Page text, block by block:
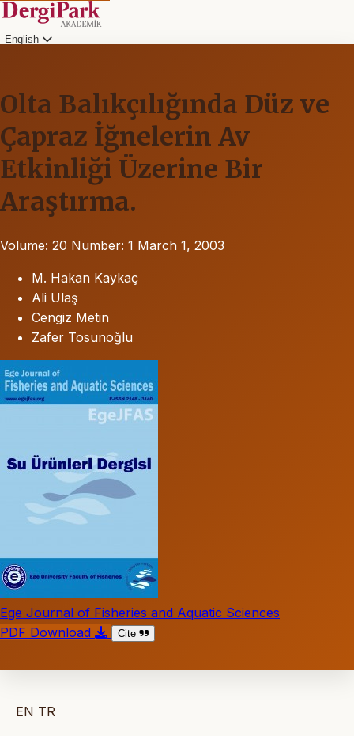
English
Olta Balıkçılığında Düz ve
Çapraz İğnelerin Av
Etkinliği Üzerine Bir
Araştırma.
Volume: 20 Number: 1 March 1, 2003
M. Hakan Kaykaç
Ali Ulaş
Cengiz Metin
Zafer Tosunoğlu
Ege Journal of Fisheries and Aquatic Sciences
PDF Download
Cite
EN TR